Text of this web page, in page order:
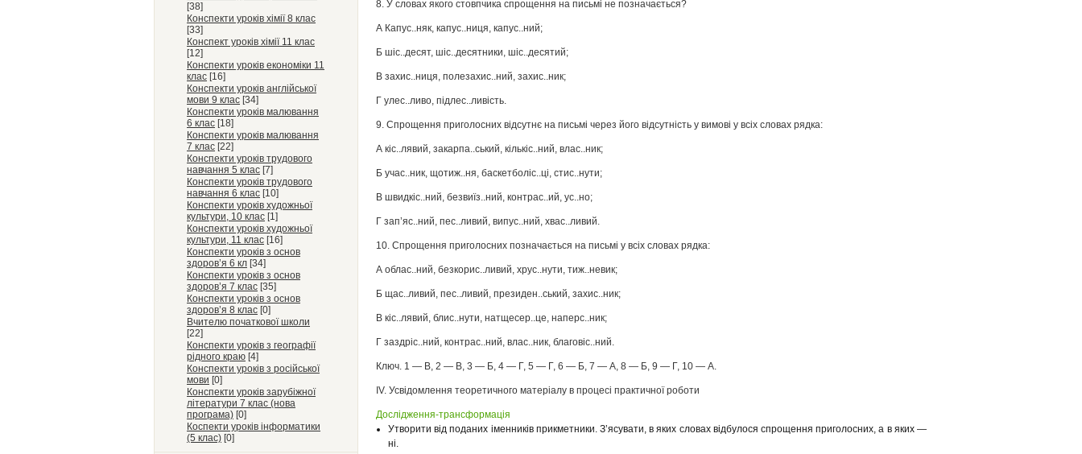
[38]
Конспекти уроків хімії 8 клас
[33]
Конспект уроків хімії 11 клас
[12]
Конспекти уроків економіки 11
клас [16]
Конспекти уроків англійської
мови 9 клас [34]
Конспекти уроків малювання
6 клас [18]
Конспекти уроків малювання
7 клас [22]
Конспекти уроків трудового
навчання 5 клас [7]
Конспекти уроків трудового
навчання 6 клас [10]
Конспекти уроків художньої
культури, 10 клас [1]
Конспекти уроків художньої
культури, 11 клас [16]
Конспекти уроків з основ
здоров’я 6 кл [34]
Конспекти уроків з основ
здоров’я 7 клас [35]
Конспекти уроків з основ
здоров’я 8 клас [0]
Вчителю початкової школи
[22]
Конспекти уроків з географії
рідного краю [4]
Конспекти уроків з російської
мови [0]
Конспекти уроків зарубіжної
літератури 7 клас (нова
програма) [0]
Коспекти уроків інформатики
(5 клас) [0]
8. У словах якого стовпчика спрощення на письмі не позначається?
А Капус..няк, капус..ниця, капус..ний;
Б шіс..десят, шіс..десятники, шіс..десятий;
В захис..ниця, полезахис..ний, захис..ник;
Г улес..ливо, підлес..ливість.
9. Спрощення приголосних відсутнє на письмі через його відсутність у вимові у всіх словах рядка:
А кіс..лявий, закарпа..ський, кількіс..ний, влас..ник;
Б учас..ник, щотиж..ня, баскетболіс..ці, стис..нути;
В швидкіс..ний, безвиїз..ний, контрас..ий, ус..но;
Г зап’яс..ний, пес..ливий, випус..ний, хвас..ливий.
10. Спрощення приголосних позначається на письмі у всіх словах рядка:
А облас..ний, безкорис..ливий, хрус..нути, тиж..невик;
Б щас..ливий, пес..ливий, президен..ський, захис..ник;
В кіс..лявий, блис..нути, натщесер..це, наперс..ник;
Г заздріс..ний, контрас..ний, влас..ник, благовіс..ний.
Ключ. 1 — В, 2 — В, 3 — Б, 4 — Г, 5 — Г, 6 — Б, 7 — А, 8 — Б, 9 — Г, 10 — А.
IV. Усвідомлення теоретичного матеріалу в процесі практичної роботи
Дослідження-трансформація
Утворити від поданих іменників прикметники. З’ясувати, в яких словах відбулося спрощення приголосних, а в яких —
ні.